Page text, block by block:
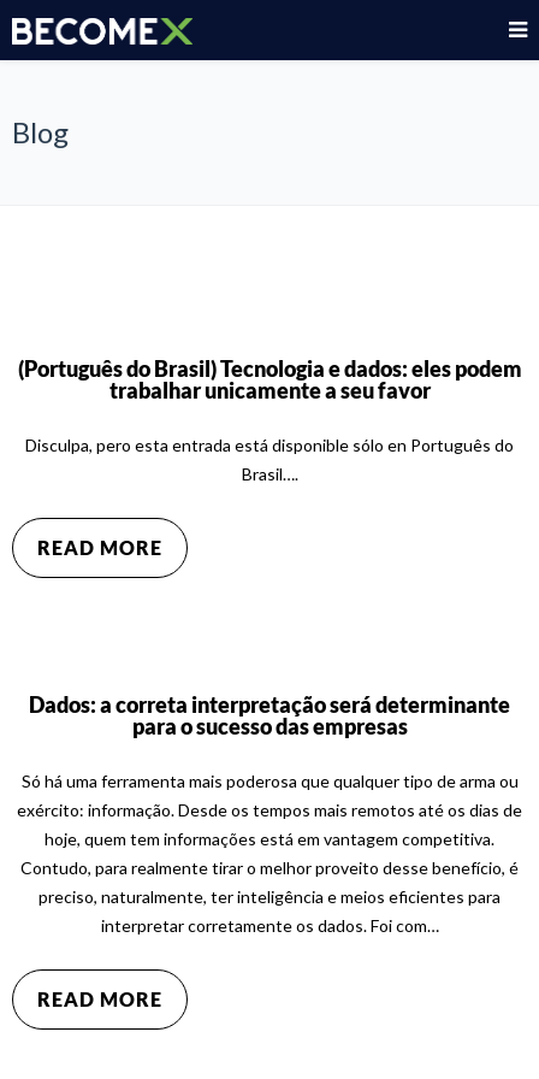
Blog
(Português do Brasil) Tecnologia e dados: eles podem
trabalhar unicamente a seu favor
Disculpa, pero esta entrada está disponible sólo en Português do
Brasil….
READ MORE
Dados: a correta interpretação será determinante
para o sucesso das empresas
Só há uma ferramenta mais poderosa que qualquer tipo de arma ou
exército: informação. Desde os tempos mais remotos até os dias de
hoje, quem tem informações está em vantagem competitiva.
Contudo, para realmente tirar o melhor proveito desse benefício, é
preciso, naturalmente, ter inteligência e meios eficientes para
interpretar corretamente os dados. Foi com…
READ MORE